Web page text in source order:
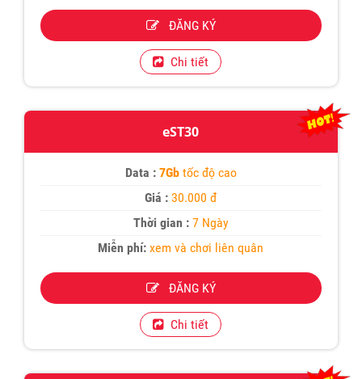
ĐĂNG KÝ
Chi tiết
eST30
Data :7Gb tốc độ cao
Giá :30.000 đ
Thời gian :7 Ngày
Miễn phí: xem và chơi liên quân
ĐĂNG KÝ
Chi tiết